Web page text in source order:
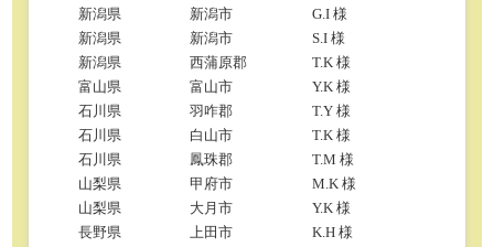
新潟県
新潟市
G.I 様
新潟県
新潟市
S.I 様
新潟県
西蒲原郡
T.K 様
富山県
富山市
Y.K 様
石川県
羽咋郡
T.Y 様
石川県
白山市
T.K 様
石川県
鳳珠郡
T.M 様
山梨県
甲府市
M.K 様
山梨県
大月市
Y.K 様
長野県
上田市
K.H 様